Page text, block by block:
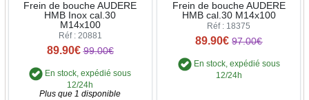
Frein de bouche AUDERE
HMB Inox cal.30
M14x100
Réf : 20881
89.90€ 99.00€
En stock, expédié sous
12/24h
Plus que 1 disponible
Frein de bouche AUDERE
HMB cal.30 M14x100
Réf : 18375
89.90€ 97.00€
En stock, expédié sous
12/24h